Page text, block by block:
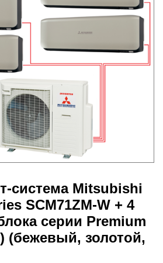
система Mitsubishi
SCM71ZM-W + 4
серии Premium
(бежевый, золотой,